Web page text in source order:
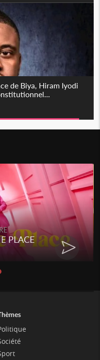
de Biya, Hiram Iyodi
- DOS DE